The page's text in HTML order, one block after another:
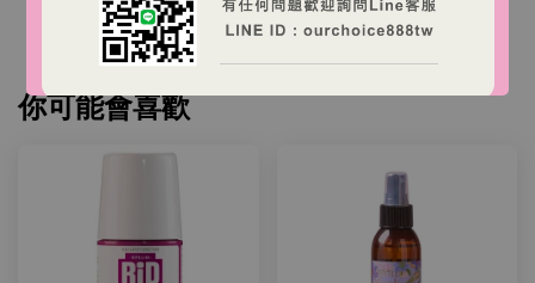
你可能會喜歡